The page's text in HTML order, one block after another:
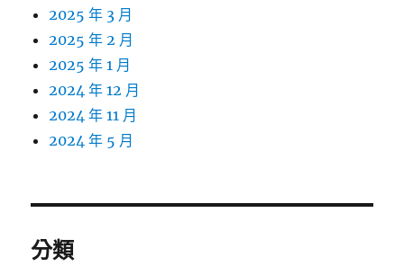
2025 年 3 月
2025 年 2 月
2025 年 1 月
2024 年 12 月
2024 年 11 月
2024 年 5 月
分類